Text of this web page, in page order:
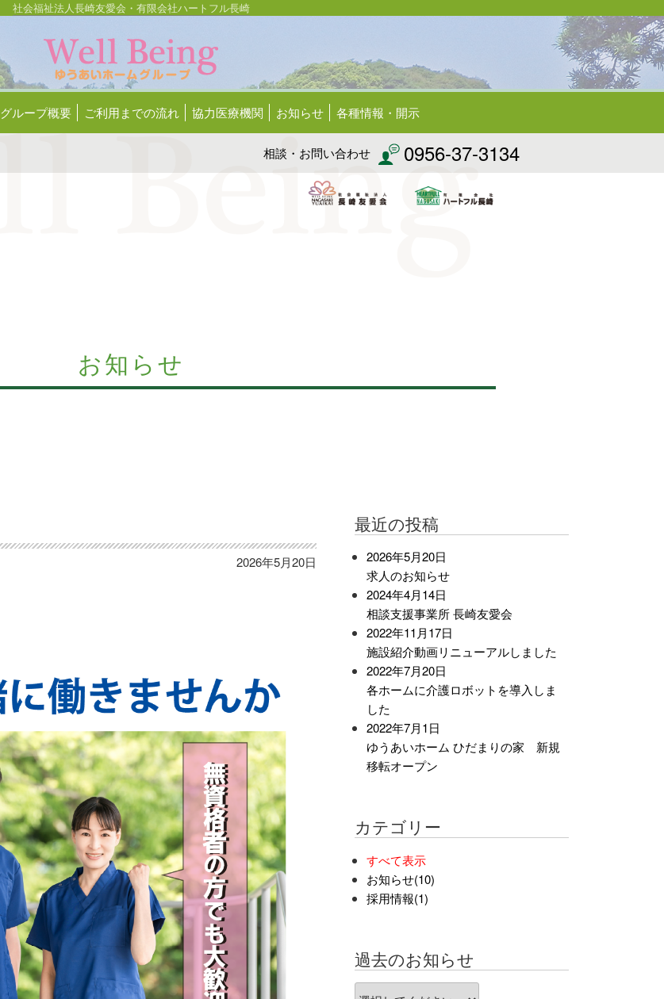
社会福祉法人長崎友愛会・有限会社ハートフル長崎
グループ概要 ご利用までの流れ 協力医療機関 お知らせ 各種情報・開示
相談 ・ お問い合わせ 0956-37-3134
お知らせ
2026年5月20日
最近の投稿
2026年5月20日
求人のお知らせ
2024年4月14日
相談支援事業所 長崎友愛会
2022年11月17日
施設紹介動画リニューアルしました
2022年7月20日
各ホームに介護ロボットを導入しま
した
2022年7月1日
ゆうあいホーム ひだまりの家 新規
移転オープン
カテゴリー
すべて表示
お知らせ(10)
採用情報(1)
過去のお知らせ